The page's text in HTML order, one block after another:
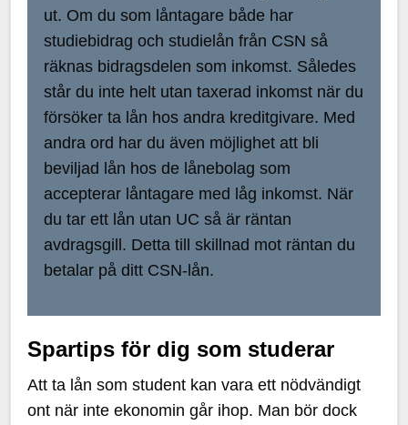
ut. Om du som låntagare både har
studiebidrag och studielån från CSN så
räknas bidragsdelen som inkomst. Således
står du inte helt utan taxerad inkomst när du
försöker ta lån hos andra kreditgivare. Med
andra ord har du även möjlighet att bli
beviljad lån hos de lånebolag som
accepterar låntagare med låg inkomst. När
du tar ett lån utan UC så är räntan
avdragsgill. Detta till skillnad mot räntan du
betalar på ditt CSN-lån.
Spartips för dig som studerar
Att ta lån som student kan vara ett nödvändigt
ont när inte ekonomin går ihop. Man bör dock